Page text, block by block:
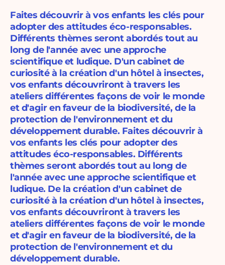
Faites découvrir à vos enfants les clés pour
adopter des attitudes éco-responsables.
Différents thèmes seront abordés tout au
long de l'année avec une approche
scientifique et ludique. D'un cabinet de
curiosité à la création d'un hôtel à insectes,
vos enfants découvriront à travers les
ateliers différentes façons de voir le monde
et d'agir en faveur de la biodiversité, de la
protection de l'environnement et du
développement durable. Faites découvrir à
vos enfants les clés pour adopter des
attitudes éco-responsables. Différents
thèmes seront abordés tout au long de
l'année avec une approche scientifique et
ludique. De la création d'un cabinet de
curiosité à la création d'un hôtel à insectes,
vos enfants découvriront à travers les
ateliers différentes façons de voir le monde
et d'agir en faveur de la biodiversité, de la
protection de l'environnement et du
développement durable.